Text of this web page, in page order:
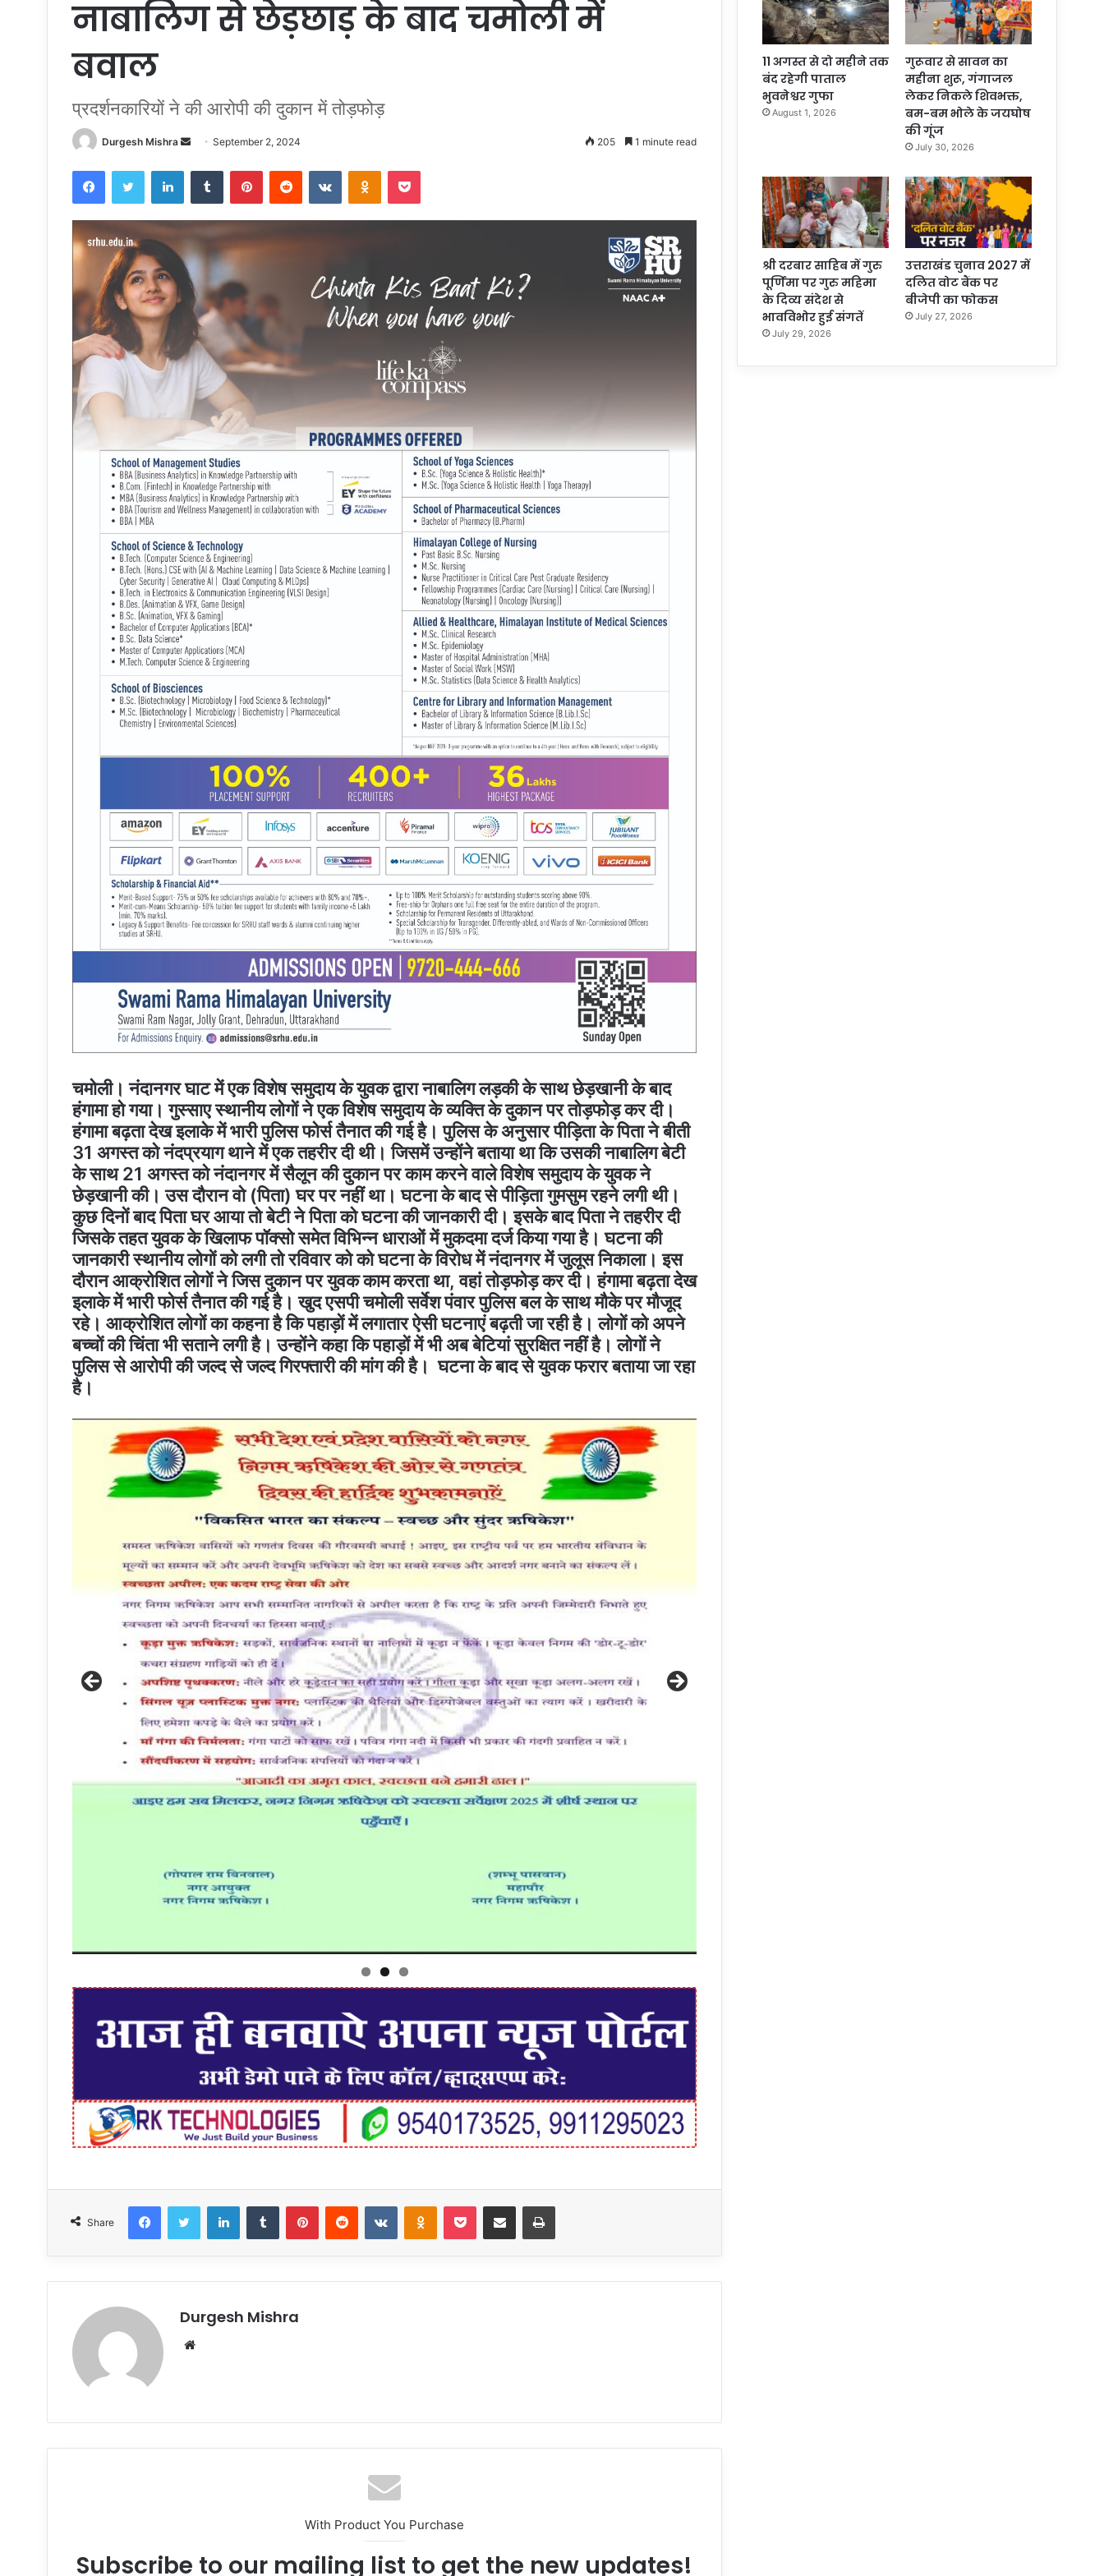
नाबालिग से छेड़छाड़ के बाद चमोली में
बवाल
प्रदर्शनकारियों ने की आरोपी की दुकान में तोड़फोड़
Durgesh Mishra
Send
email
September 2, 2024 205 1 minute read
FacebookTwitterLinkedInTumblrPinterestRedditVKontakteOdnoklassniki
Pocket
चमोली। नंदानगर घाट में एक विशेष समुदाय के युवक द्वारा नाबालिग लड़की के साथ छेड़खानी के बाद
हंगामा हो गया। गुस्साए स्थानीय लोगों ने एक विशेष समुदाय के व्यक्ति के दुकान पर तोड़फोड़ कर दी।
हंगामा बढ़ता देख इलाके में भारी पुलिस फोर्स तैनात की गई है। पुलिस के अनुसार पीड़िता के पिता ने बीती
31 अगस्त को नंदप्रयाग थाने में एक तहरीर दी थी। जिसमें उन्होंने बताया था कि उसकी नाबालिग बेटी
के साथ 21 अगस्त को नंदानगर में सैलून की दुकान पर काम करने वाले विशेष समुदाय के युवक ने
छेड़खानी की। उस दौरान वो (पिता) घर पर नहीं था। घटना के बाद से पीड़िता गुमसुम रहने लगी थी।
कुछ दिनों बाद पिता घर आया तो बेटी ने पिता को घटना की जानकारी दी। इसके बाद पिता ने तहरीर दी
जिसके तहत युवक के खिलाफ पॉक्सो समेत विभिन्न धाराओं में मुकदमा दर्ज किया गया है। घटना की
जानकारी स्थानीय लोगों को लगी तो रविवार को को घटना के विरोध में नंदानगर में जुलूस निकाला। इस
दौरान आक्रोशित लोगों ने जिस दुकान पर युवक काम करता था, वहां तोड़फोड़ कर दी। हंगामा बढ़ता देख
इलाके में भारी फोर्स तैनात की गई है। खुद एसपी चमोली सर्वेश पंवार पुलिस बल के साथ मौके पर मौजूद
रहे। आक्रोशित लोगों का कहना है कि पहाड़ों में लगातार ऐसी घटनाएं बढ़ती जा रही है। लोगों को अपने
बच्चों की चिंता भी सताने लगी है। उन्होंने कहा कि पहाड़ों में भी अब बेटियां सुरक्षित नहीं है। लोगों ने
पुलिस से आरोपी की जल्द से जल्द गिरफ्तारी की मांग की है। घटना के बाद से युवक फरार बताया जा रहा
है।
Share
FacebookTwitterLinkedInTumblrPinterestRedditVKontakteOdnoklassniki
PocketShare via Email Print
Durgesh Mishra
Website
With Product You Purchase
Subscribe to our mailing list to get the new updates!
11 अगस्त से दो महीने तक
बंद रहेगी पाताल
भुवनेश्वर गुफा
August 1, 2026
गुरूवार से सावन का
महीना शुरू, गंगाजल
लेकर निकले शिवभक्त,
बम-बम भोले के जयघोष
की गूंज
July 30, 2026
श्री दरबार साहिब में गुरु
पूर्णिमा पर गुरु महिमा
के दिव्य संदेश से
भावविभोर हुई संगतें
July 29, 2026
उत्तराखंड चुनाव 2027 में
दलित वोट बैंक पर
बीजेपी का फोकस
July 27, 2026